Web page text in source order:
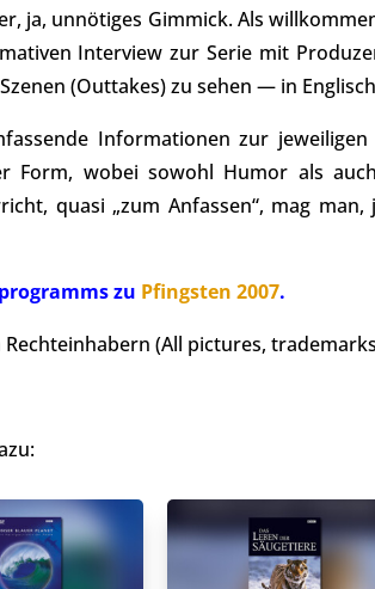
ja, unnötiges Gimmick. Als
Interview zur Serie mit
(Outtakes) zu sehen — in
Informationen zur
Form, wobei sowohl Humor als
quasi „zum Anfassen“, mag
zu Pfingsten 2007.
(All pictures,